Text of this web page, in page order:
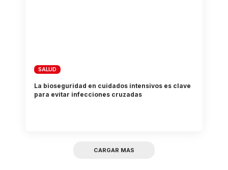
SALUD
La bioseguridad en cuidados intensivos es clave
para evitar infecciones cruzadas
CARGAR MAS